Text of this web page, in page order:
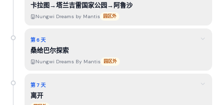
卡拉图→塔兰吉雷国家公园→阿鲁沙
Nungwi Dreams by Mantis 园区外
第 6 天
桑给巴尔探索
Nungwi Dreams By Mantis 园区外
第 7 天
离开